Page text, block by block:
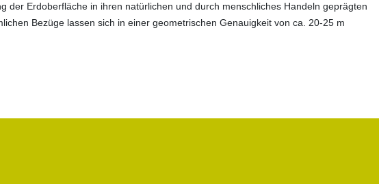
der Erdoberfläche in ihren natürlichen und durch menschliches Handeln geprägten
Bezüge lassen sich in einer geometrischen Genauigkeit von ca. 20-25 m